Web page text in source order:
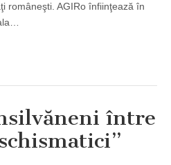
româneşti. AGIRo înfiinţează în
între